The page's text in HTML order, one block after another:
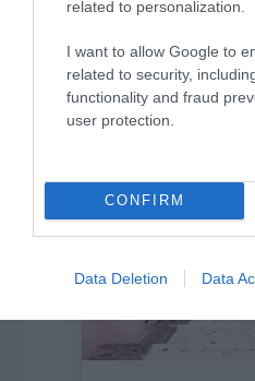
related to personalization.
I want to allow Google to
related to security,
functionality and fraud
user protection.
CONFIRM
Data Deletion Data
Η ΣΤΗΛΗ ΜΑΣ